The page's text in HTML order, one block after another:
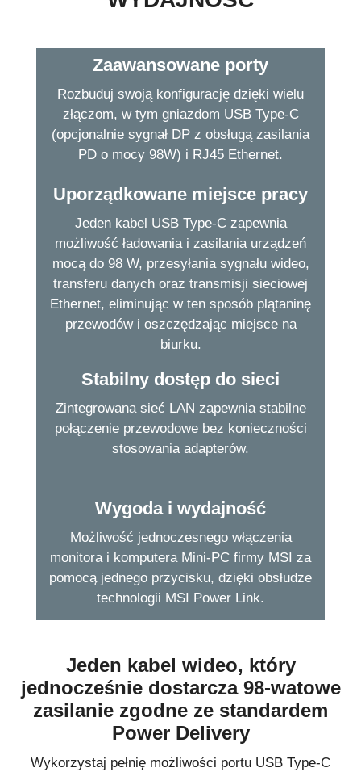
Zaawansowane porty
Rozbuduj swoją konfigurację dzięki wielu
złączom, w tym gniazdom USB Type-C
(opcjonalnie sygnał DP z obsługą zasilania
PD o mocy 98W) i RJ45 Ethernet.
Uporządkowane miejsce pracy
Jeden kabel USB Type-C zapewnia
możliwość ładowania i zasilania urządzeń
mocą do 98 W, przesyłania sygnału wideo,
transferu danych oraz transmisji sieciowej
Ethernet, eliminując w ten sposób plątaninę
przewodów i oszczędzając miejsce na
biurku.
Stabilny dostęp do sieci
Zintegrowana sieć LAN zapewnia stabilne
połączenie przewodowe bez konieczności
stosowania adapterów.
Wygoda i wydajność
Możliwość jednoczesnego włączenia
monitora i komputera Mini-PC firmy MSI za
pomocą jednego przycisku, dzięki obsłudze
technologii MSI Power Link.
Jeden kabel wideo, który
jednocześnie dostarcza 98-watowe
zasilanie zgodne ze standardem
Power Delivery
Wykorzystaj pełnię możliwości portu USB Type-C